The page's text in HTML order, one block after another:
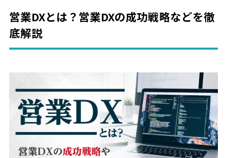
営業DXとは？営業DXの成功戦略などを徹
底解説